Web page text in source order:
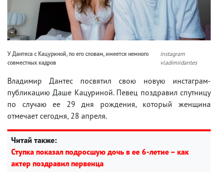
У Дантеса с Кацуриной, по его словам, имеется немного
совместных кадров
instagram
vladimirdantes
Владимир Дантес посвятил свою новую инстаграм-
публикацию Даше Кацуриной. Певец поздравил спутницу
по случаю ее 29 дня рождения, который женщина
отмечает сегодня, 28 апреля.
Читай также:
Ступка показал подросшую дочь в ее 6-летие – как
актер поздравил первенца